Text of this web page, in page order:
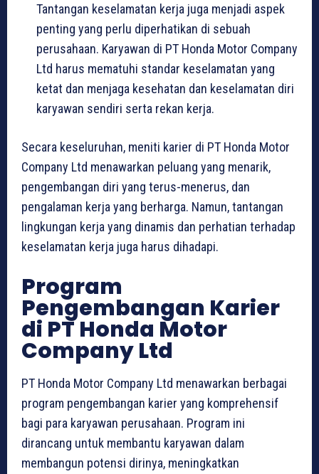
Tantangan keselamatan kerja juga menjadi aspek
penting yang perlu diperhatikan di sebuah
perusahaan. Karyawan di PT Honda Motor Company
Ltd harus mematuhi standar keselamatan yang
ketat dan menjaga kesehatan dan keselamatan diri
karyawan sendiri serta rekan kerja.
Secara keseluruhan, meniti karier di PT Honda Motor
Company Ltd menawarkan peluang yang menarik,
pengembangan diri yang terus-menerus, dan
pengalaman kerja yang berharga. Namun, tantangan
lingkungan kerja yang dinamis dan perhatian terhadap
keselamatan kerja juga harus dihadapi.
Program
Pengembangan Karier
di PT Honda Motor
Company Ltd
PT Honda Motor Company Ltd menawarkan berbagai
program pengembangan karier yang komprehensif
bagi para karyawan perusahaan. Program ini
dirancang untuk membantu karyawan dalam
membangun potensi dirinya, meningkatkan